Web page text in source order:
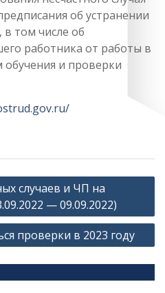
об устранении
том числе об
работника от работы в
обучения и проверки
случаев и ЧП на
— 09.09.2022)
проверки в 2023 году